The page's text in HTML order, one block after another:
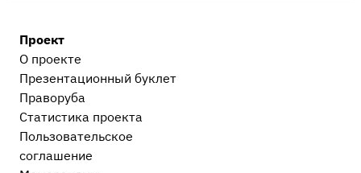
Проект
О проекте
Презентационный букл​ет
Праворуба
Статистика проекта
Пользовательское
соглашение